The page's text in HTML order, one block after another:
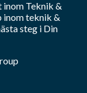
inom Teknik &
inomteknik &
steg i Din